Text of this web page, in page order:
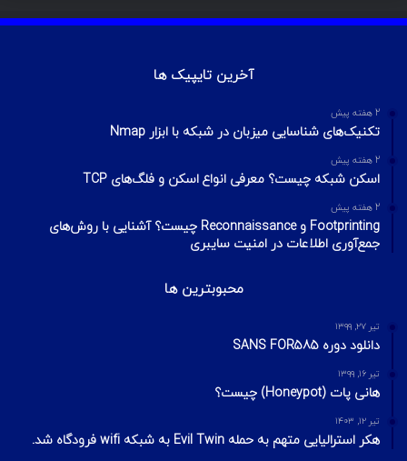
آخرین تایپیک ها
2 هفته پیش
تکنیک‌های شناسایی میزبان در شبکه با ابزار Nmap
2 هفته پیش
اسکن شبکه چیست؟ معرفی انواع اسکن و فلگ‌های TCP
2 هفته پیش
Footprinting و Reconnaissance چیست؟ آشنایی با روش‌های
جمع‌آوری اطلاعات در امنیت سایبری
محبوبترین ها
تیر ۲۷, ۱۳۹۹
دانلود دوره SANS FOR585
تیر ۱۶, ۱۳۹۹
هانی‌ پات (Honeypot) چیست؟
تیر ۱۲, ۱۴۰۳
هکر استرالیایی متهم به حمله Evil Twin به شبکه wifi فرودگاه شد.